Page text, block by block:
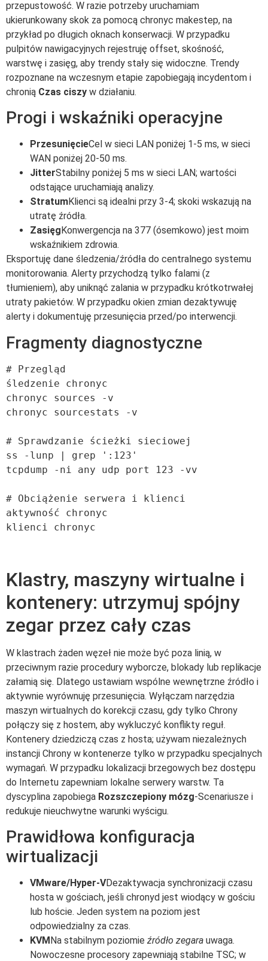
przepustowość. W razie potrzeby uruchamiam
ukierunkowany skok za pomocą chronyc makestep, na
przykład po długich oknach konserwacji. W przypadku
pulpitów nawigacyjnych rejestruję offset, skośność,
warstwę i zasięg, aby trendy stały się widoczne. Trendy
rozpoznane na wczesnym etapie zapobiegają incydentom i
chronią Czas ciszy w działaniu.
Progi i wskaźniki operacyjne
PrzesunięcieCel w sieci LAN poniżej 1-5 ms, w sieci
WAN poniżej 20-50 ms.
JitterStabilny poniżej 5 ms w sieci LAN; wartości
odstające uruchamiają analizy.
StratumKlienci są idealni przy 3-4; skoki wskazują na
utratę źródła.
Zasięg Konwergencja na 377 (ósemkowo) jest moim
wskaźnikiem zdrowia.
Eksportuję dane śledzenia/źródła do centralnego systemu
monitorowania. Alerty przychodzą tylko falami (z
tłumieniem), aby uniknąć zalania w przypadku krótkotrwałej
utraty pakietów. W przypadku okien zmian dezaktywuję
alerty i dokumentuję przesunięcia przed/po interwencji.
Fragmenty diagnostyczne
# Przegląd
śledzenie chronyc
chronyc sources -v
chronyc sourcestats -v
# Sprawdzanie ścieżki sieciowej
ss -lunp | grep ':123'
tcpdump -ni any udp port 123 -vv
# Obciążenie serwera i klienci
aktywność chronyc
Klastry, maszyny wirtualne i
kontenery: utrzymuj spójny
zegar przez cały czas
W klastrach żaden węzeł nie może być poza linią, w
przeciwnym razie procedury wyborcze, blokady lub replikacje
załamią się. Dlatego ustawiam wspólne wewnętrzne źródło i
aktywnie wyrównuję przesunięcia. Wyłączam narzędzia
maszyn wirtualnych do korekcji czasu, gdy tylko Chrony
połączy się z hostem, aby wykluczyć konflikty reguł.
Kontenery dziedziczą czas z hosta; używam niezależnych
instancji Chrony w kontenerze tylko w przypadku specjalnych
wymagań. W przypadku lokalizacji brzegowych bez dostępu
do Internetu zapewniam lokalne serwery warstw. Ta
dyscyplina zapobiega Rozszczepiony mózg-Scenariusze i
redukuje nieuchwytne warunki wyścigu.
Prawidłowa konfiguracja
wirtualizacji
VMware/Hyper-VDezaktywacja synchronizacji czasu
hosta w gościach, jeśli chronyd jest wiodący w gościu
lub hoście. Jeden system na poziom jest
odpowiedzialny za czas.
KVMNa stabilnym poziomie źródło zegara uwaga.
Nowoczesne procesory zapewniają stabilne TSC; w